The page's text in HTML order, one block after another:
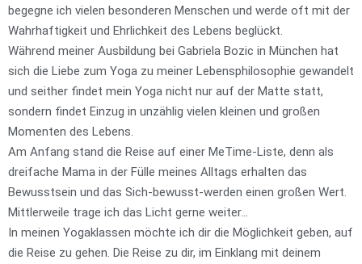
begegne ich vielen besonderen Menschen und werde oft mit der
Wahrhaftigkeit und Ehrlichkeit des Lebens beglückt.
Während meiner Ausbildung bei Gabriela Bozic in München hat
sich die Liebe zum Yoga zu meiner Lebensphilosophie gewandelt
und seither findet mein Yoga nicht nur auf der Matte statt,
sondern findet Einzug in unzählig vielen kleinen und großen
Momenten des Lebens.
Am Anfang stand die Reise auf einer MeTime-Liste, denn als
dreifache Mama in der Fülle meines Alltags erhalten das
Bewusstsein und das Sich-bewusst-werden einen großen Wert.
Mittlerweile trage ich das Licht gerne weiter…
In meinen Yogaklassen möchte ich dir die Möglichkeit geben, auf
die Reise zu gehen. Die Reise zu dir, im Einklang mit deinem